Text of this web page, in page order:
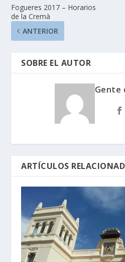
Fogueres 2017 – Horarios
de la Cremà
ANTERIOR
SOBRE EL AUTOR
Gente
ARTÍCULOS